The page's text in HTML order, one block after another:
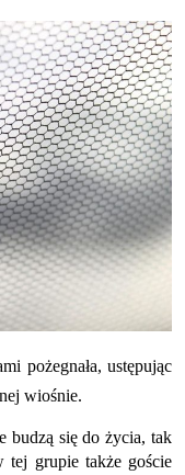
pożegnała, ustępując
wiośnie.
budzą się do życia, tak
tej grupie także goście